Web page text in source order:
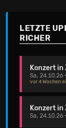
LETZTE
RICHER
Konzert in
Sa, 24.10.26
vor 4 Wochen
Konzert in
Sa, 24.10.26